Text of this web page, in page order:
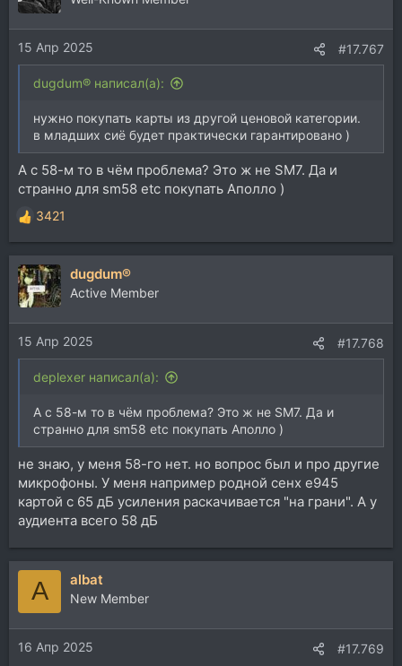
и
и
:15 Апр 2025 #17.767
dugdum® написал(а):
нужно покупать карты из другой ценовой категории.
в младших сиё будет практически гарантировано )
А с 58-м то в чём проблема? Это ж не SM7. Да и
странно для sm58 etc покупать Аполло )
Р
е
а
к
ц
и
и
:
3421
dugdum®
Active Member
15 Апр 2025 #17.768
deplexer написал(а):
А с 58-м то в чём проблема? Это ж не SM7. Да и
странно для sm58 etc покупать Аполло )
не знаю, у меня 58-го нет. но вопрос был и про другие
микрофоны. У меня например родной сенх e945
картой с 65 дБ усиления раскачивается "на грани". А у
аудиента всего 58 дБ
A albat
New Member
16 Апр 2025 #17.769